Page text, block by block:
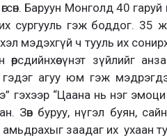
Баруун Монголд 40
сургууль гэж боддог. 35
мэдэхгүй ч тууль их
үнэт зүйлийг
гэдэг агуу юм гэж
гэхээр “Цаана нь нэг
Зөв буруу, нүгэл буян,
заадаг их ухаан